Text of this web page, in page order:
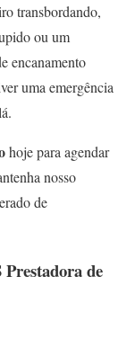
transbordando,
ou um
encanamento
uma emergência
hoje para agendar
nosso
de
Prestadora de